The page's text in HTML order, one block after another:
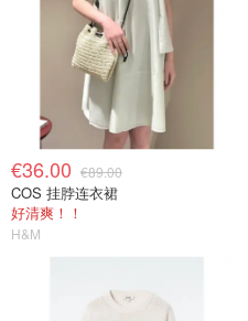
€36.00 €89.00
COS 挂脖连衣裙
好清爽！！
H&M